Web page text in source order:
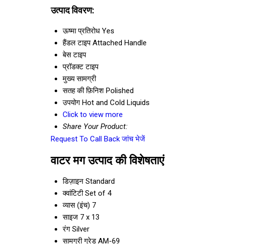
उत्पाद विवरण:
ऊष्मा प्रतिरोध Yes
हैंडल टाइप Attached Handle
बेस टाइप
प्रॉडक्ट टाइप
मुख्य सामग्री
सतह की फ़िनिश Polished
उपयोग Hot and Cold Liquids
Click to view more
Share Your Product:
Request To Call Back जांच भेजें
वाटर मग उत्पाद की विशेषताएं
डिज़ाइन Standard
क्वांटिटी Set of 4
व्यास (इंच) 7
साइज 7 x 13
रंग Silver
सामग्री ग्रेड AM-69